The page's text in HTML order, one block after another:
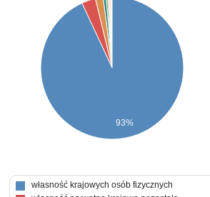
93%
własność krajowych osób fizycznych